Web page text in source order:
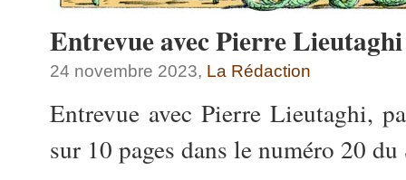
Entrevue avec Pierre
24 novembre 2023, La Rédaction
Entrevue avec Pierre Lieutaghi,
sur 10 pages dans le numéro 20